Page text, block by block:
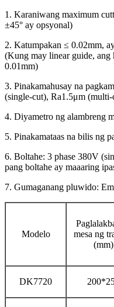
1. Karaniwang maximum
±45° ay opsyonal)
2. Katumpakan ≤ 0.02mm,
(Kung may linear guide, ang
0.01mm)
3. Pinakamahusay na
(single-cut), Ra1.5μm (multi-
4. Diyametro ng alambreng
5. Pinakamataas na bilis ng
6. Boltahe: 3 phase 380V
pang boltahe ay maaaring
7. Gumaganang pluwido:
Modelo
mesa ng
(mm)
DK7720